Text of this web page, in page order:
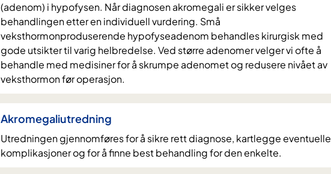
(adenom) i hypofysen. Når diagnosen akromegali er sikker velges
behandlingen etter en individuell vurdering. Små
veksthormonproduserende hypofyseadenom behandles kirurgisk med
gode utsikter til varig helbredelse. Ved større adenomer velger vi ofte å
behandle med medisiner for å skrumpe adenomet og redusere nivået av
veksthormon før operasjon.
Akromegaliutredning
Utredningen gjennomføres for å sikre rett diagnose, kartlegge eventuelle
komplikasjoner og for å finne best behandling for den enkelte.